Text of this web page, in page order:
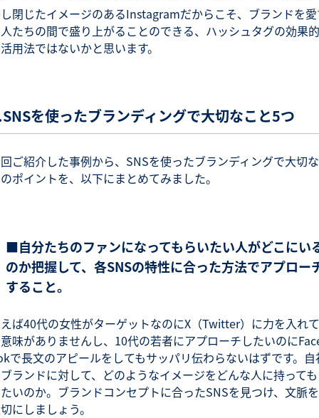
閉じたイメージのあるInstagramだからこそ、ブランドを
たちの間で盛り上がることのできる、ハッシュタグの効果的
用法ではないかと思います。
を使ったブランディングで大切なこと5つ
ご紹介した事例から、SNSを使ったブランディングで大切
ポイントを、以下にまとめてみました。
■自分たちのファンになってもらいたい人がどこにい
のか把握して、各SNSの特性に合った方法でアプロー
すること。
ば40代の女性がターゲットなのにX（Twitter）に力を入れて
味がありませんし、10代の若者にアプローチしたいのに
で長文のアピールをしてもサッパリ伝わらないはずです。自
ランドに対して、どのようなイメージをどんな人に持って
いのか。ブランドコンセプトに合ったSNSを見つけ、文脈を
にしましょう。